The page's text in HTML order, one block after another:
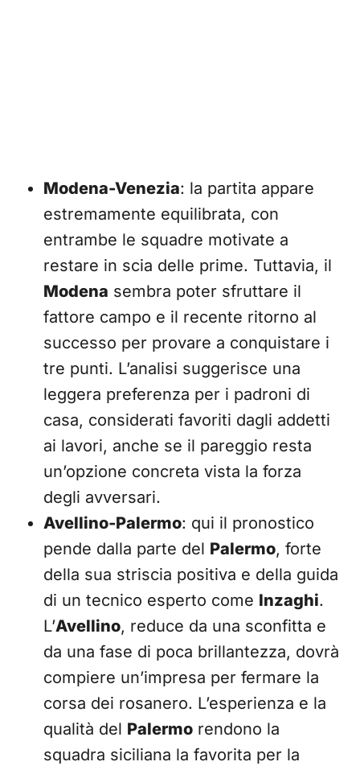
Modena-Venezia: la partita appare
estremamente equilibrata, con
entrambe le squadre motivate a
restare in scia delle prime. Tuttavia, il
Modena sembra poter sfruttare il
fattore campo e il recente ritorno al
successo per provare a conquistare i
tre punti. L’analisi suggerisce una
leggera preferenza per i padroni di
casa, considerati favoriti dagli addetti
ai lavori, anche se il pareggio resta
un’opzione concreta vista la forza
degli avversari.
Avellino-Palermo: qui il pronostico
pende dalla parte del Palermo, forte
della sua striscia positiva e della guida
di un tecnico esperto come Inzaghi.
L’Avellino, reduce da una sconfitta e
da una fase di poca brillantezza, dovrà
compiere un’impresa per fermare la
corsa dei rosanero. L’esperienza e la
qualità del Palermo rendono la
squadra siciliana la favorita per la